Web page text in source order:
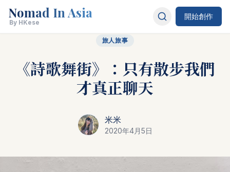
Nomad In Asia
By HKese
開始創作
旅人旅事
《詩歌舞街》：只有散步我們
才真正聊天
米米
2020年4月5日